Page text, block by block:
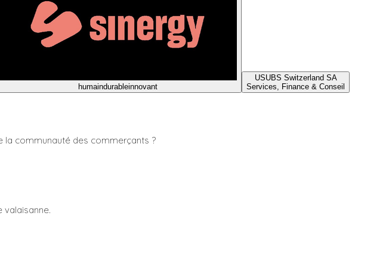
humaindurableinnovant
USUBS Switzerland SA
Services, Finance & Conseil
la communauté des commerçants ?
valaisanne.